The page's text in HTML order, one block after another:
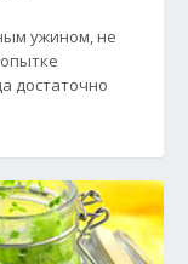
ужином, не
достаточно